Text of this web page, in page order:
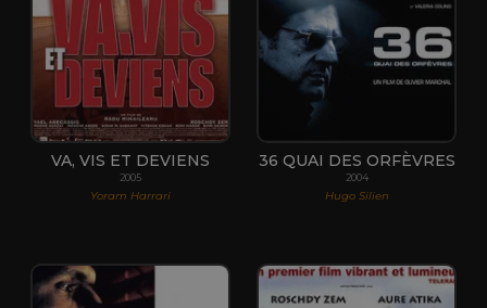
VA, VIS ET DEVIENS
2005
Yoram Harrari
36 QUAI DES ORFÈVRES
2004
Hugo Silien